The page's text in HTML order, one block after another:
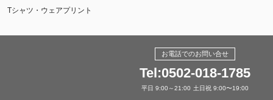
Tシャツ・ウェアプリント
お電話でのお問い合せ
Tel:0502-018-1785
平日 9:00～21:00 土日祝 9:00〜19:00